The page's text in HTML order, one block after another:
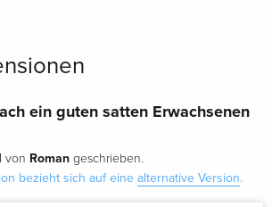
ein guten satten Erwachsenen
von Roman geschrieben.
bezieht sich auf eine alternative Version.